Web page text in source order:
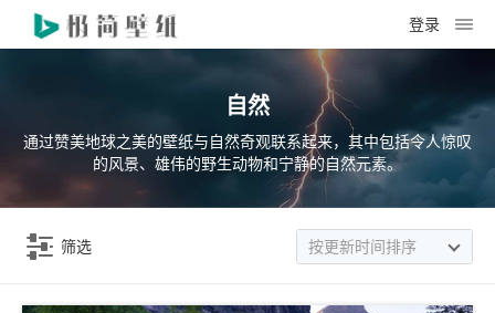
登录
自然
通过赞美地球之美的壁纸与自然奇观联系起来，其中包括令人惊叹
的风景、雄伟的野生动物和宁静的自然元素。
筛选 按更新时间排序